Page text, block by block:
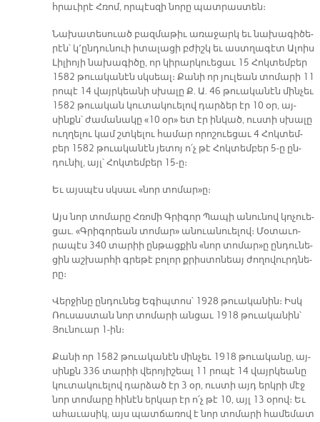
հրա­ւի­րէ Հռոմ, որ­պէս­զի նո­րը պատ­րաս­տեն։
Նա­խա­տե­սուած բազ­մա­թիւ ա­ռա­ջարկ եւ նա­խա­գի­ծե­
րէն՝ կ՚ըն­դու­նուի ի­տա­լա­ցի բժիշկ եւ աստ­ղա­գէտ Ա­լոիս
Լի­լիո­յի նա­խա­գի­ծը, որ կի­րար­կուե­ցաւ 15 Հոկ­տեմ­բեր
1582 թուա­կա­նէն սկսեալ։ Քա­նի որ յու­լեան տո­մա­րի 11
րո­պէ 14 վայր­կեա­նի սխա­լը Ք. Ա. 46 թուա­կա­նէն մին­չեւ
1582 թուա­կան կու­տա­կուե­լով դար­ձեր էր 10 օր, այ­
սինքն՝ ժա­մա­նա­կը «10 օր» ետ էր ին­կած, ուս­տի սխա­լը
ուղ­ղե­լու կամ շտկե­լու հա­մար ո­րո­շուե­ցաւ 4 Հոկ­տեմ­
բեր 1582 թուա­կա­նէն յե­տոյ ո՛չ թէ Հոկ­տեմ­բեր 5-ը ըն­
դու­նիլ, այլ՝ Հոկ­տեմ­բեր 15-ը։­
Եւ այս­պէս սկսաւ «նոր տո­մար»ը։
Այս նոր տո­մա­րը Հռո­մի Գրի­գոր Պա­պի ա­նու­նով կո­չուե­
ցաւ. «Գրի­գո­րեան տո­մար» ա­նուա­նուե­լով։ Մօ­տա­ւո­
րա­պէս 340 տա­րիի ըն­թաց­քին «նոր տո­մար»ը ըն­դու­նե­
ցին աշ­խար­հի գրե­թէ բո­լոր քրիս­տո­նեայ ժո­ղո­վուրդ­նե­
րը։
Վեր­ջի­նը ըն­դու­նեց Ե­գիպ­տոս՝ 1928 թուա­կա­նին։ Իսկ
Ռու­սաս­տան նոր տո­մա­րի ան­ցաւ 1918 թուա­կա­նին՝
Յու­նուար 1-ին։
Քա­նի որ 1582 թուա­կա­նէն մին­չեւ 1918 թուա­կա­նը, այ­
սինքն 336 տա­րիի վե­րո­յի­շեալ 11 րո­պէ 14 վայր­կեա­նը
կու­տա­կուե­լով դար­ձած էր 3 օր, ուս­տի այդ երկ­րի մէջ
նոր տո­մա­րը հի­նէն եր­կար էր ո՛չ թէ 10, այլ 13 օ­րով։ Եւ
ա­հա­ւա­սիկ, այս պատ­ճա­ռով է նոր տո­մա­րի հա­մե­մատ